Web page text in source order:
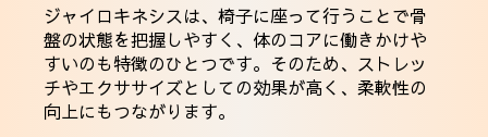
ジャイロキネシスは、椅子に座って行うことで骨
盤の状態を把握しやすく、体のコアに働きかけや
すいのも特徴のひとつです。そのため、ストレッ
チやエクササイズとしての効果が高く、柔軟性の
向上にもつながります。